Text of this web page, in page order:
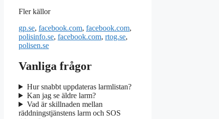
Fler källor
gp.se, facebook.com, facebook.com,
polisinfo.se, facebook.com, rtog.se,
polisen.se
Vanliga frågor
Hur snabbt uppdateras larmlistan?
Kan jag se äldre larm?
Vad är skillnaden mellan
räddningstjänstens larm och SOS